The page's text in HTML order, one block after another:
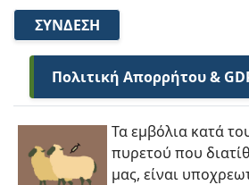
ΣΎΝΔΕΣΗ
Πολιτική Απορρήτου &
Τα εμβόλια κατά
πυρετού που
μας, είναι